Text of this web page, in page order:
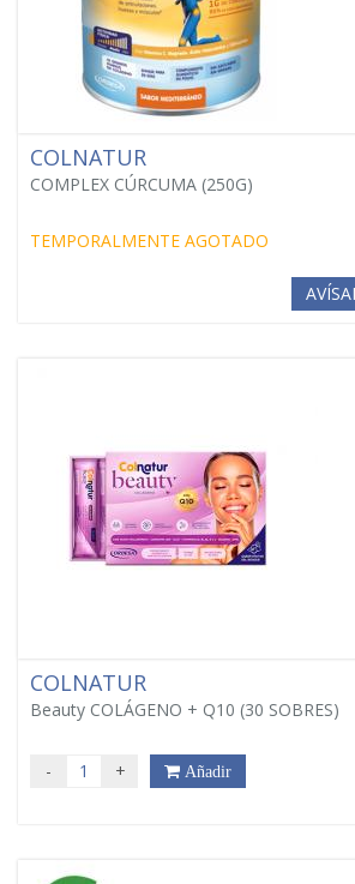
COLNATUR
COMPLEX CÚRCUMA (250G)
TEMPORALMENTE AGOTADO
COLNATUR
Beauty COLÁGENO + Q10 (30 SOBRES)
- + Añadir